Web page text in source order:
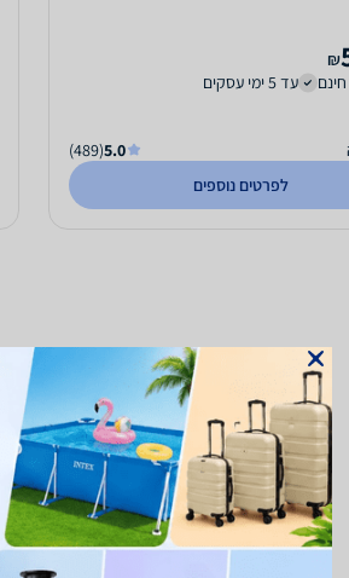
₪
עד 5 ימי עסקים
5.0
(489)
לפרטים נוספים